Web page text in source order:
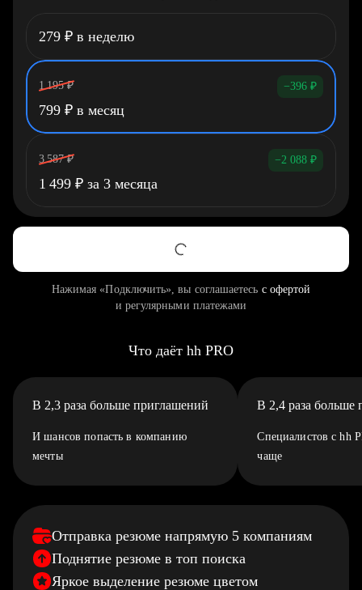
279 ₽ в неделю
1 195 ₽ −396 ₽
799 ₽ в месяц
3 587 ₽ −2 088 ₽
1 499 ₽ за 3 месяца
Нажимая «Подключить», вы соглашаетесь с офертой
и регулярными платежами
Что даёт hh PRO
В 2,3 раза больше приглашений
И шансов попасть в компанию
мечты
В 2,4 раза больше
Специалистов с hh
чаще
Отправка резюме напрямую 5 компаниям
Поднятие резюме в топ поиска
Яркое выделение резюме цветом